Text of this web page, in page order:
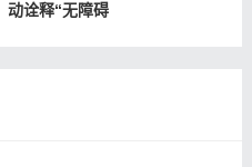
动诠释“无障碍